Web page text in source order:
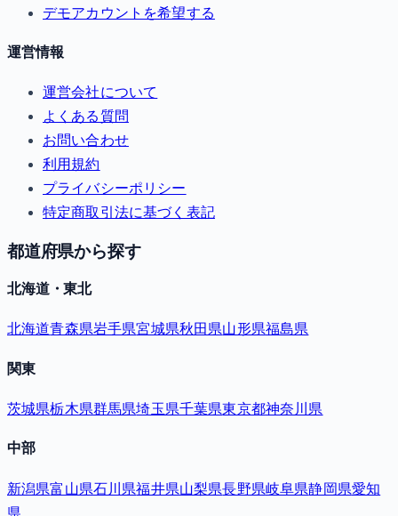
デモアカウントを希望する
運営情報
運営会社について
よくある質問
お問い合わせ
利用規約
プライバシーポリシー
特定商取引法に基づく表記
都道府県から探す
北海道・東北
北海道青森県岩手県宮城県秋田県山形県福島県
関東
茨城県栃木県群馬県埼玉県千葉県東京都神奈川県
中部
新潟県富山県石川県福井県山梨県長野県岐阜県静岡県愛知
県